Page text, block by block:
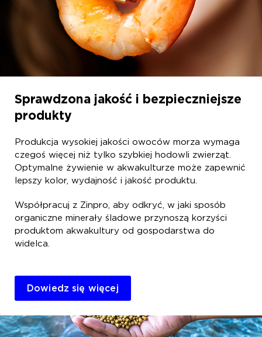
Sprawdzona jakość i bezpieczniejsze
produkty
Produkcja wysokiej jakości owoców morza wymaga
czegoś więcej niż tylko szybkiej hodowli zwierząt.
Optymalne żywienie w akwakulturze może zapewnić
lepszy kolor, wydajność i jakość produktu.
Współpracuj z Zinpro, aby odkryć, w jaki sposób
organiczne minerały śladowe przynoszą korzyści
produktom akwakultury od gospodarstwa do
widelca.
Dowiedz się więcej